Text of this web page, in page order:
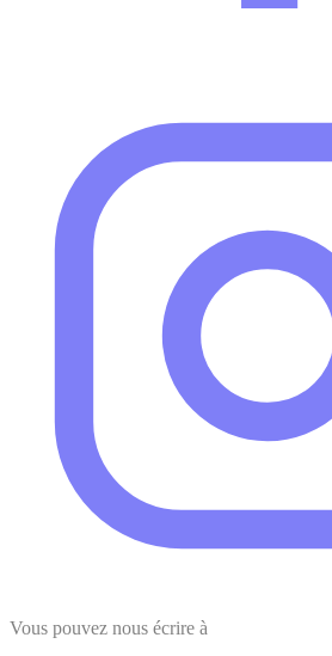
Vous pouvez nous écrire à